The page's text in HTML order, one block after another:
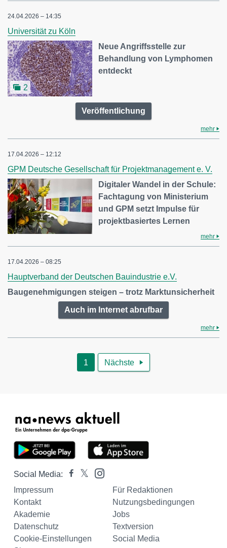
24.04.2026 – 14:35
Universität zu Köln
2
Neue Angriffsstelle zur
Behandlung von Lymphomen
entdeckt
Veröffentlichung
mehr
17.04.2026 – 12:12
GPM Deutsche Gesellschaft für Projektmanagement e. V.
Digitaler Wandel in der Schule:
Fachtagung von Ministerium
und GPM setzt Impulse für
projektbasiertes Lernen
mehr
17.04.2026 – 08:25
Hauptverband der Deutschen Bauindustrie e.V.
Baugenehmigungen steigen – trotz Marktunsicherheit
Auch im Internet abrufbar
mehr
1 Nächste 
Social Media:
Impressum
Für Redaktionen
Kontakt
Nutzungsbedingungen
Akademie
Jobs
Datenschutz
Textversion
Cookie-Einstellungen
Social Media